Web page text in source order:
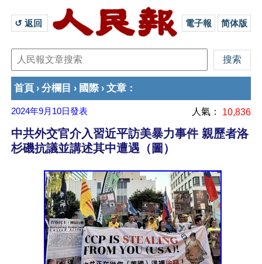
↺ 返回 電子報 简体版
首頁 › 分欄目 › 國際› 文章 ：
2024年9月10日發表 人氣： 10,836
中共外交官介入習近平訪美暴力事件 親歷者洛
杉磯抗議並講述其中遭遇（圖）